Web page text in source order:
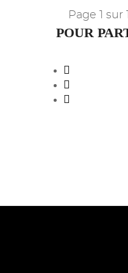
Page 1 sur
POUR